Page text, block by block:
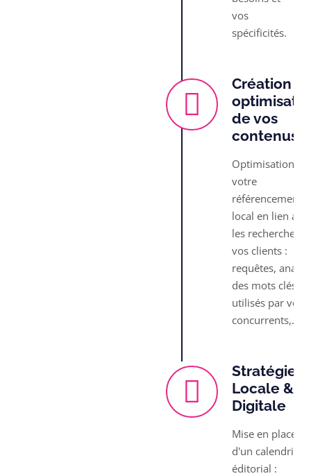
vos
spécificités.
Création et
de vos
contenus
Optimisation de
votre
référencement
local en lien
les recherches
vos clients :
requêtes,
des mots clés
utilisés par vos
concurrents,...
Stratégies
Locale &
Digitale
Mise en place
d'un calendrier
éditorial :